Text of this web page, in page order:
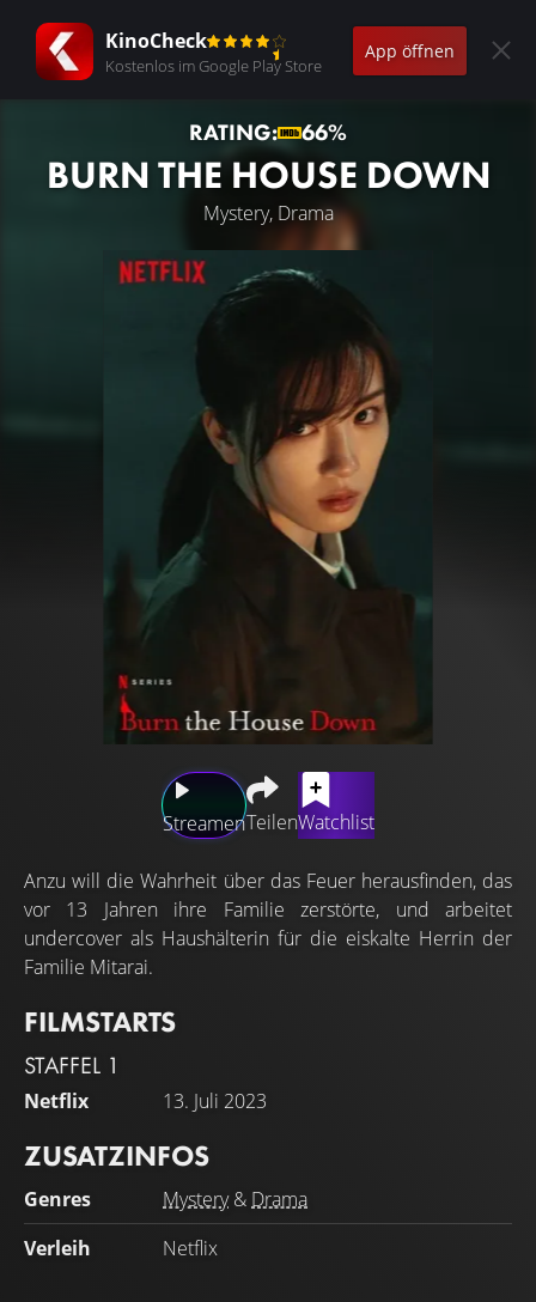
KinoCheck
Kostenlos im Google Play Store
App öffnen
RATING: 66%
BURN THE HOUSE DOWN
Mystery, Drama
StreamenTeilenWatchlist
Anzu will die Wahrheit über das Feuer herausfinden, das
vor 13 Jahren ihre Familie zerstörte, und arbeitet
undercover als Haushälterin für die eiskalte Herrin der
Familie Mitarai.
FILMSTARTS
STAFFEL 1
Netflix 13. Juli 2023
ZUSATZINFOS
Genres Mystery& Drama
Verleih
Netflix